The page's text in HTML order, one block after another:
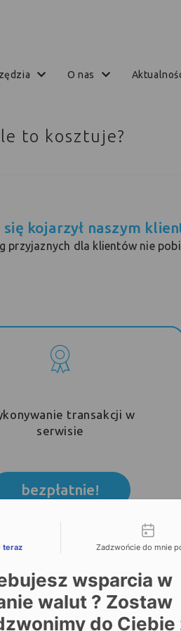
o nas
to kosztuje?
kojarzył naszym
dla klientów nie
transakcji w
serwisie
bezpłatnie!
teraz Zadzwońcie do mnie
wsparcia w
walut ? Zostaw
do Ciebie